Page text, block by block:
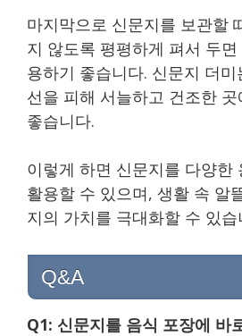
마지막으로 신문지를 보관할
지 않도록 평평하게 펴서 두
용하기 좋습니다. 신문지 더
선을 피해 서늘하고 건조한
좋습니다.
이렇게 하면 신문지를 다양한
활용할 수 있으며, 생활 속 알
지의 가치를 극대화할 수 있습
Q&A
Q1: 신문지를 음식 포장에 바